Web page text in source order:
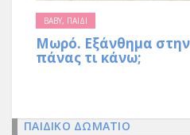
BABY, ΠΑΙΔΙ
Μωρό. Εξάνθημα
πάνας τι κάνω;
ΠΑΙΔΙΚΟ ΔΩΜΑΤΙΟ